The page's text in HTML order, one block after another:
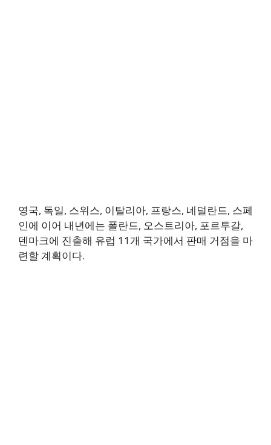
영국, 독일, 스위스, 이탈리아, 프랑스, 네덜란드, 스페
인에 이어 내년에는 폴란드, 오스트리아, 포르투갈,
덴마크에 진출해 유럽 11개 국가에서 판매 거점을 마
련할 계획이다.